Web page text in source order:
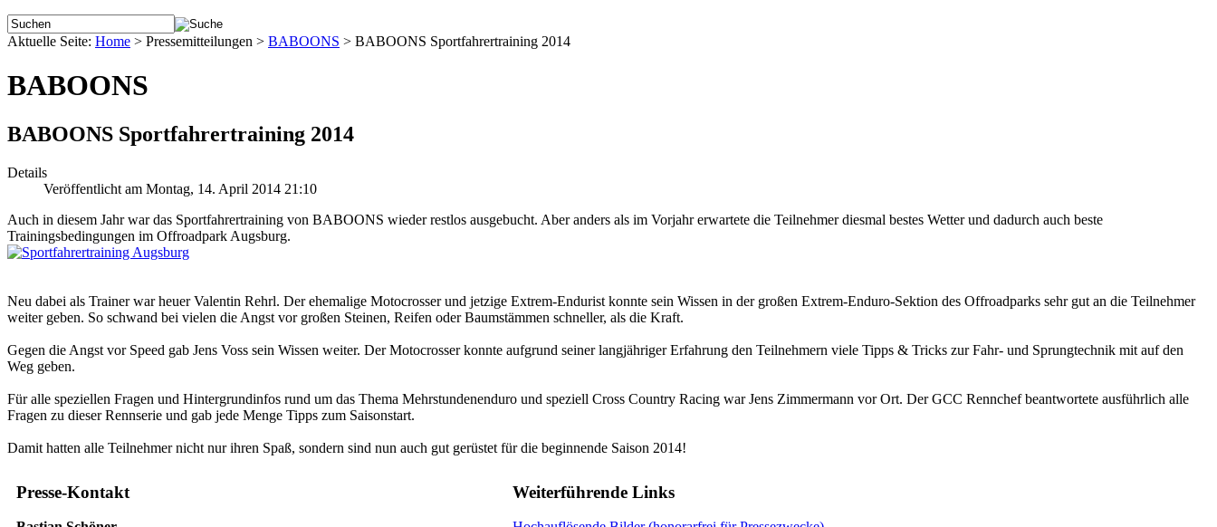
Aktuelle Seite: Home > Pressemitteilungen > BABOONS > BABOONS Sportfahrertraining 2014
BABOONS
BABOONS Sportfahrertraining 2014
Details
Veröffentlicht am Montag, 14. April 2014 21:10
Auch in diesem Jahr war das Sportfahrertraining von BABOONS wieder restlos ausgebucht. Aber anders als im Vorjahr erwartete die Teilnehmer diesmal bestes Wetter und dadurch auch beste
Trainingsbedingungen im Offroadpark Augsburg.
Neu dabei als Trainer war heuer Valentin Rehrl. Der ehemalige Motocrosser und jetzige Extrem-Endurist konnte sein Wissen in der großen Extrem-Enduro-Sektion des Offroadparks sehr gut an die Teilnehmer
weiter geben. So schwand bei vielen die Angst vor großen Steinen, Reifen oder Baumstämmen schneller, als die Kraft.
Gegen die Angst vor Speed gab Jens Voss sein Wissen weiter. Der Motocrosser konnte aufgrund seiner langjähriger Erfahrung den Teilnehmern viele Tipps & Tricks zur Fahr- und Sprungtechnik mit auf den
Weg geben.
Für alle speziellen Fragen und Hintergrundinfos rund um das Thema Mehrstundenenduro und speziell Cross Country Racing war Jens Zimmermann vor Ort. Der GCC Rennchef beantwortete ausführlich alle
Fragen zu dieser Rennserie und gab jede Menge Tipps zum Saisonstart.
Damit hatten alle Teilnehmer nicht nur ihren Spaß, sondern sind nun auch gut gerüstet für die beginnende Saison 2014!
Presse-Kontakt Weiterführende Links